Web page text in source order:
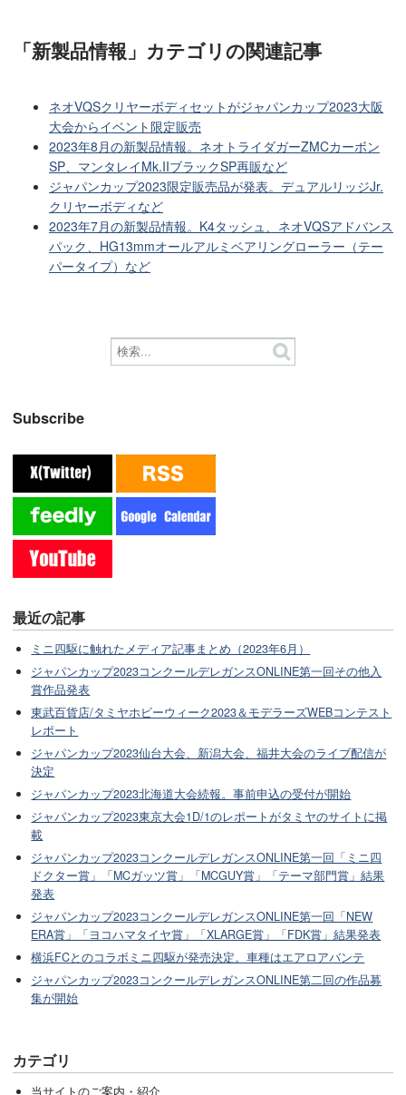
「新製品情報」カテゴリの関連記事
ネオVQSクリヤーボディセットがジャパンカップ2023大阪
大会からイベント限定販売
2023年8月の新製品情報。ネオトライダガーZMCカーボン
SP、マンタレイMk.IIブラックSP再販など
ジャパンカップ2023限定販売品が発表。デュアルリッジJr.
クリヤーボディなど
2023年7月の新製品情報。K4タッシュ、ネオVQSアドバンス
パック、HG13mmオールアルミベアリングローラー（テー
パータイプ）など
Subscribe
最近の記事
ミニ四駆に触れたメディア記事まとめ（2023年6月）
ジャパンカップ2023コンクールデレガンスONLINE第一回その他入
賞作品発表
東武百貨店/タミヤホビーウィーク2023＆モデラーズWEBコンテスト
レポート
ジャパンカップ2023仙台大会、新潟大会、福井大会のライブ配信が
決定
ジャパンカップ2023北海道大会続報。事前申込の受付が開始
ジャパンカップ2023東京大会1D/1のレポートがタミヤのサイトに掲
載
ジャパンカップ2023コンクールデレガンスONLINE第一回「ミニ四
ドクター賞」「MCガッツ賞」「MCGUY賞」「テーマ部門賞」結果
発表
ジャパンカップ2023コンクールデレガンスONLINE第一回「NEW
ERA賞」「ヨコハマタイヤ賞」「XLARGE賞」「FDK賞」結果発表
横浜FCとのコラボミニ四駆が発売決定。車種はエアロアバンテ
ジャパンカップ2023コンクールデレガンスONLINE第二回の作品募
集が開始
カテゴリ
当サイトのご案内・紹介